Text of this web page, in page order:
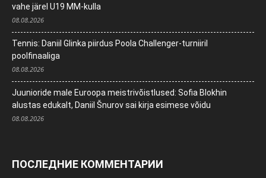
vahe järel U19 MM-kulla
08.08.2026
Tennis: Daniil Glinka piirdus Poola Challenger-turniiril
poolfinaaliga
08.08.2026
Juunioride male Euroopa meistrivõistlused: Sofia Blokhin
alustas edukalt, Daniil Šnurov sai kirja esimese võidu
08.08.2026
ПОСЛЕДНИЕ КОММЕНТАРИИ